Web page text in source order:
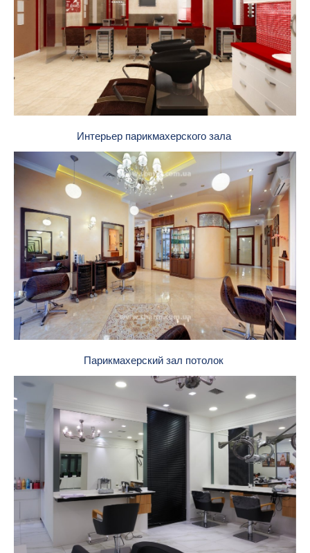
Интерьер парикмахерского зала
Парикмахерский зал потолок